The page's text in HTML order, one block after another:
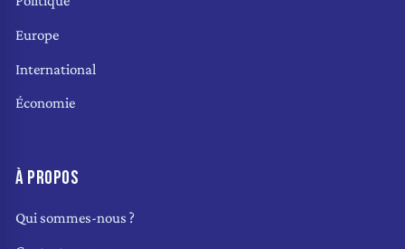
Europe
International
Économie
À PROPOS
Qui sommes-nous ?